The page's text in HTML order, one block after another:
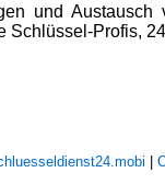
und Austausch
Schlüssel-Profis,